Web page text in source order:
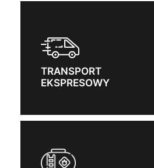
TRANSPORT
EKSPRESOWY